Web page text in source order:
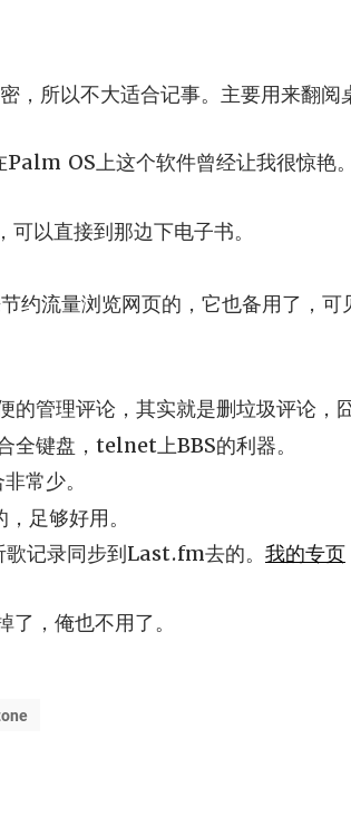
所以不大适合记事。主要用来翻阅
OS上这个软件曾经让我很惊艳
以直接到那边下电子书。
流量浏览网页的，它也备用了，可
管理评论，其实就是删垃圾评论，囧
键盘，telnet上BBS的利器。
常少。
足够好用。
记录同步到Last.fm去的。 我的专页
，俺也不用了。